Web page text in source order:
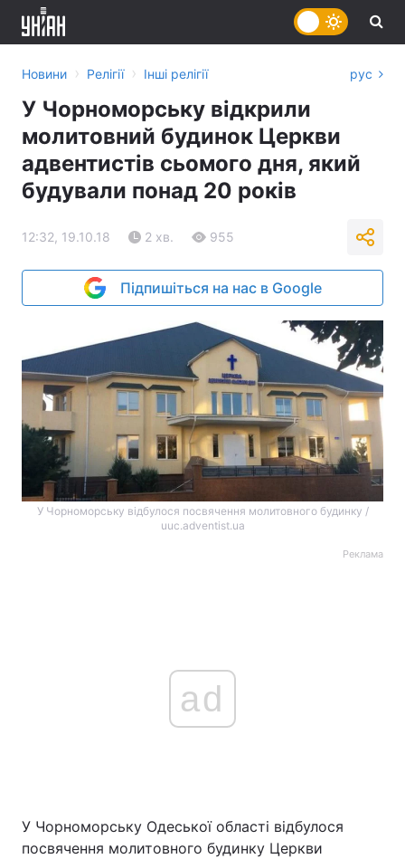
Новини › Релігії › Інші релігії рус
У Чорноморську відкрили
молитовний будинок Церкви
адвентистів сьомого дня, який
будували понад 20 років
12:32, 19.10.18 2 хв. 955
Підпишіться на нас в Google
У Чорноморську відбулося посвячення молитовного будинку /
uuc.adventist.ua
Реклама
ad
У Чорноморську Одеської області відбулося
посвячення молитовного будинку Церкви